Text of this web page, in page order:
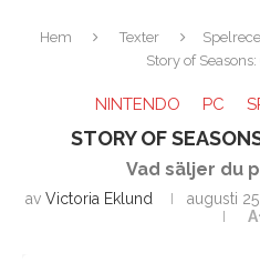
Hem Texter
Story of
NINTENDO PC
STORY OF
Vad säljer du
av Victoria Eklund augusti